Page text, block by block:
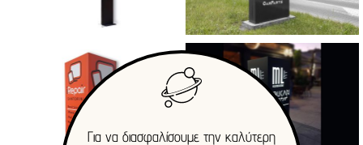
Για να διασφαλίσουμε την καλύτερη